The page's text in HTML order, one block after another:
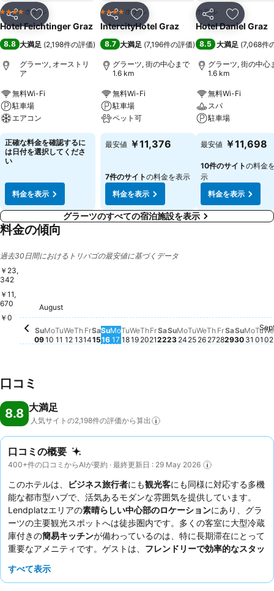
シェア お気に入りに追加
4 ホテルのランク
ホテル
Hotel Feichtinger Graz
8.8 大満足 (2,198件の評価)
グラーツ, オーストリ
ア
無料Wi-Fi
駐車場
エアコン
正確な料金を確認するに
は日付を選択してくださ
い
料金を表示
シェア お気に入りに追加
4 ホテルのランク
ホテル
IntercityHotel Graz
8.7 大満足 (7,196件の評価)
グラーツ, 街の中心まで
1.6 km
無料Wi-Fi
駐車場
ペット可
最安値 ￥11,376
7件のサイトの料金を表示
料金を表示
シェア お気に入
ホテル
Hotel Daniel Graz
8.5 大満足 (7,068件
グラーツ, 街の中心
1.6 km
無料Wi-Fi
スパ
駐車場
最安値 ￥11,698
10件のサイトの料金
示
料金を表示
グラーツのすべての宿泊施設を表示
料金の傾向
過去30日間におけるトリバゴの最安値に基づくデータ
￥23,
342
￥11,
670
￥0
Sunday, August 09
￥18,045
August
Su
09
Monday, August 10
￥19,786
Mo
10
Tuesday, August 11
￥19,728
Tu
11
We
12
Th
13
Fr
14
Sa
15
Su
16
Mo
17
Tu
18
We
19
Th
20
Fr
21
Sa
22
Su
23
Mo
24
Tu
25
We
26
Th
27
Fr
28
Sa
29
Su
30
この
Mo
31
こ
Tu
01
We
02
口コミ
8.8 大満足
人気サイトの2,198件の評価から算出
口コミの概要
400+件の口コミからAIが要約 · 最終更新日 : 29 May 2026
このホテルは、 ビジネス旅行者にも観光客にも同様に対応する多機
能な都市型ハブで、活気あるモダンな雰囲気を提供しています。
Lendplatzエリアの素晴らしい中心部のロケーションにあり、グラ
ーツの主要観光スポットへは徒歩圏内です。多くの客室に大型冷蔵
庫付きの簡易キッチンが備わっているのは、特に長期滞在にとって
重要なアメニティです。ゲストは、 フレンドリーで効率的なスタッ
い朝食ビュッフェ
すべて表示